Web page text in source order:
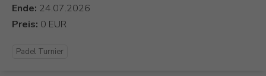
Ende:
Preis:
Padel Turnier